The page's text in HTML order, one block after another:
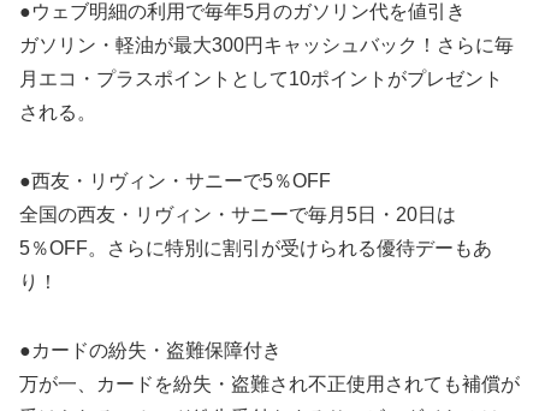
●ウェブ明細の利用で毎年5月のガソリン代を値引き
ガソリン・軽油が最大300円キャッシュバック！さらに毎
月エコ・プラスポイントとして10ポイントがプレゼント
される。
●西友・リヴィン・サニーで5％OFF
全国の西友・リヴィン・サニーで毎月5日・20日は
5％OFF。さらに特別に割引が受けられる優待デーもあ
り！
●カードの紛失・盗難保障付き
万が一、カードを紛失・盗難され不正使用されても補償が